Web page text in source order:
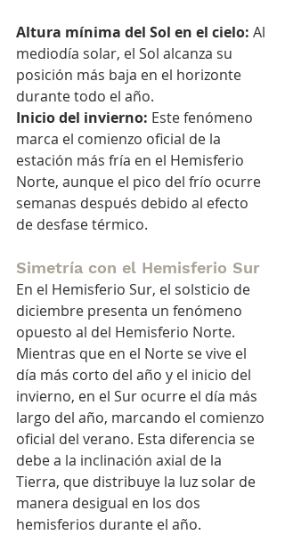
Altura mínima del Sol en el cielo: Al
mediodía solar, el Sol alcanza su
posición más baja en el horizonte
durante todo el año.
Inicio del invierno: Este fenómeno
marca el comienzo oficial de la
estación más fría en el Hemisferio
Norte, aunque el pico del frío ocurre
semanas después debido al efecto
de desfase térmico.
Simetría con el Hemisferio Sur
En el Hemisferio Sur, el solsticio de
diciembre presenta un fenómeno
opuesto al del Hemisferio Norte.
Mientras que en el Norte se vive el
día más corto del año y el inicio del
invierno, en el Sur ocurre el día más
largo del año, marcando el comienzo
oficial del verano. Esta diferencia se
debe a la inclinación axial de la
Tierra, que distribuye la luz solar de
manera desigual en los dos
hemisferios durante el año.